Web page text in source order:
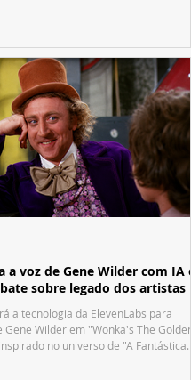
a voz de Gene Wilder com IA e
sobre legado dos artistas
a tecnologia da ElevenLabs para
Gene Wilder em "Wonka's The Golden
no universo de "A Fantástica